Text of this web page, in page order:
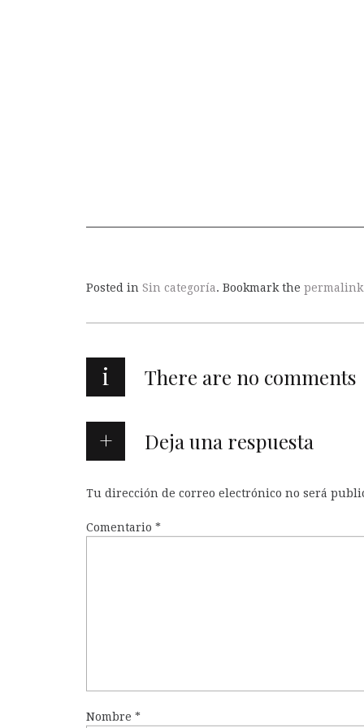
Posted in Sin categoría. Bookmark the permalink
i There are no comments
Deja una respuesta
Tu dirección de correo electrónico no será
Comentario *
Nombre *